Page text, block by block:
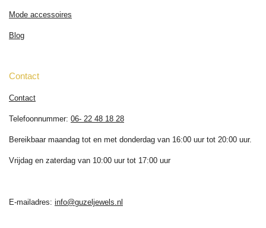
Mode accessoires
Blog
Contact
Contact
Telefoonnummer: 06- 22 48 18 28
Bereikbaar maandag tot en met donderdag van 16:00 uur tot 20:00 uur.
Vrijdag en zaterdag van 10:00 uur tot 17:00 uur
E-mailadres: info@guzeljewels.nl